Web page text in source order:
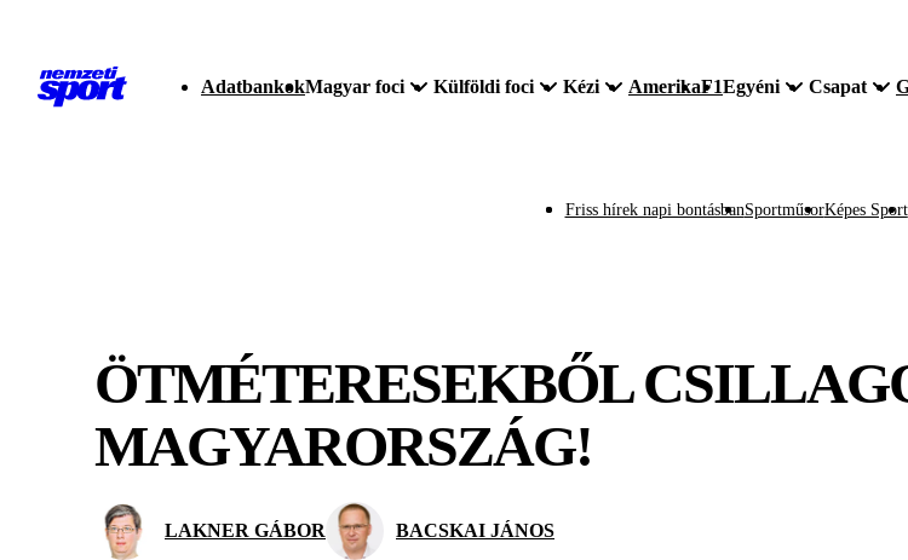
AdatbankokMagyar foci Külföldi foci Kézi AmerikaF1Egyéni Csapat
Friss hírek napi bontásbanSportműsorKépes Sport
ÖTMÉTERESEKBŐL
MAGYARORSZÁG!
LAKNER GÁBOR BACSKAI JÁNOS